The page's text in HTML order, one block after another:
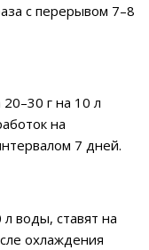
с перерывом 7–8
г на 10 л
на
7 дней.
воды, ставят на
охлаждения